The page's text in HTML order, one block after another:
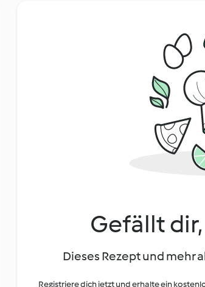
Gefällt
Dieses Rezept und mehr
Registriere dich jetzt und erhalte ein